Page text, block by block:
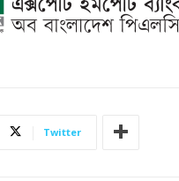
Twitter